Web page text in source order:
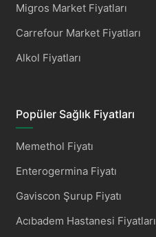
Migros Market Fiyatları
Carrefour Market Fiyatları
Alkol Fiyatları
Popüler Sağlık Fiyatları
Memethol Fiyatı
Enterogermina Fiyatı
Gaviscon Şurup Fiyatı
Acıbadem Hastanesi Fiyatları